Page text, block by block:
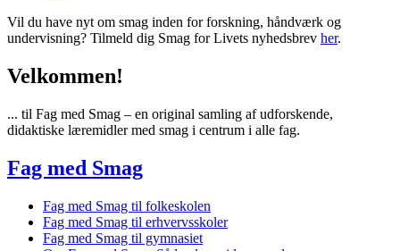
Vil du have nyt om smag inden for forskning, håndværk og
undervisning? Tilmeld dig Smag for Livets nyhedsbrev her.
Velkommen!
... til Fag med Smag – en original samling af udforskende,
didaktiske læremidler med smag i centrum i alle fag.
Fag med Smag
Fag med Smag til folkeskolen
Fag med Smag til erhvervsskoler
Fag med Smag til gymnasiet